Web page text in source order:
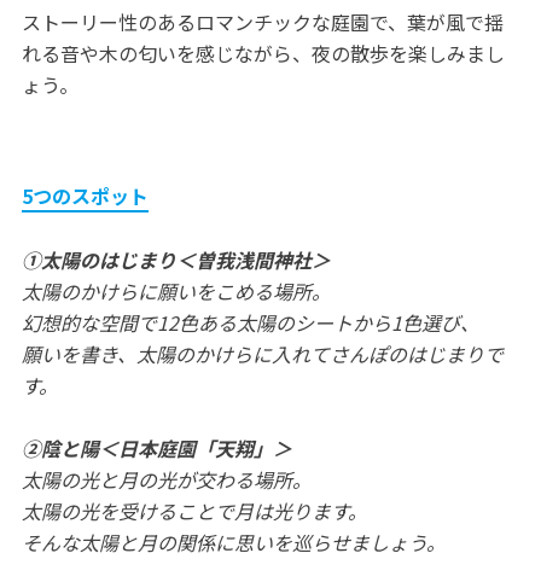
ストーリー性のあるロマンチックな庭園で、葉が風で揺
れる音や木の匂いを感じながら、夜の散歩を楽しみまし
ょう。
5つのスポット
①太陽のはじまり＜曽我浅間神社＞
太陽のかけらに願いをこめる場所。
幻想的な空間で12色ある太陽のシートから1色選び、
願いを書き、太陽のかけらに入れてさんぽのはじまりで
す。
②陰と陽＜日本庭園「天翔」＞
太陽の光と月の光が交わる場所。
太陽の光を受けることで月は光ります。
そんな太陽と月の関係に思いを巡らせましょう。